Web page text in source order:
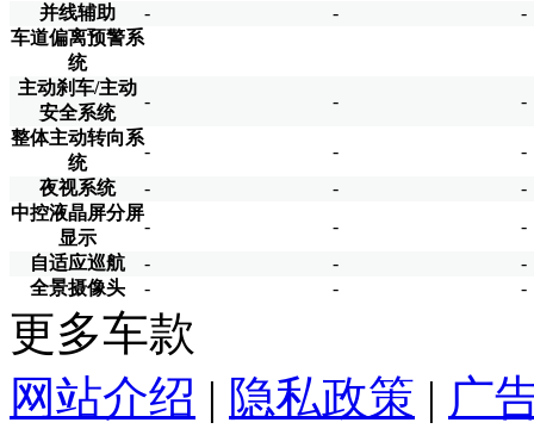
并线辅助 - -
-
车道偏离预警系
统
主动刹车/主动
安全系统
- -
-
整体主动转向系
统
- -
-
夜视系统
- -
-
中控液晶屏分屏
显示
- -
-
自适应巡航
- -
-
全景摄像头
- - -
更多车款
网站介绍 | 隐私政策 | 广